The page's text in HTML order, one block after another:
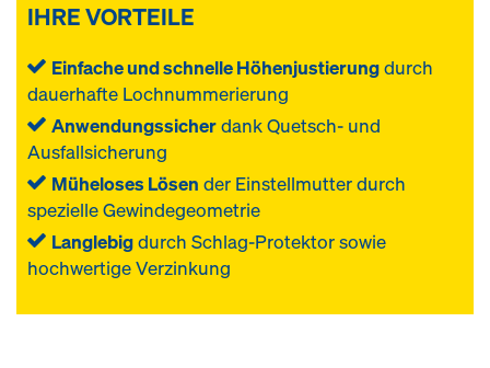
IHRE VORTEILE
Einfache und schnelle Höhenjustierungdurch
dauerhafte Lochnummerierung
Anwendungssicherdank Quetsch- und
Ausfallsicherung
Müheloses Lösen der Einstellmutter durch
spezielle Gewindegeometrie
Langlebigdurch Schlag-Protektor sowie
hochwertige Verzinkung